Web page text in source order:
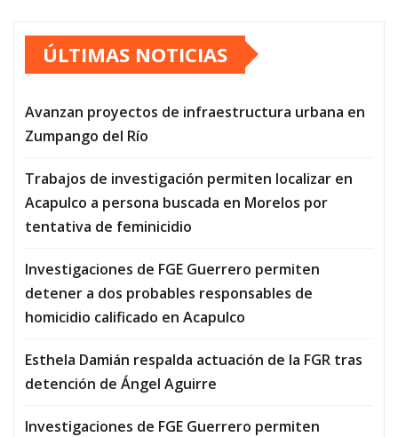
ÚLTIMAS NOTICIAS
Avanzan proyectos de infraestructura urbana en
Zumpango del Río
Trabajos de investigación permiten localizar en
Acapulco a persona buscada en Morelos por
tentativa de feminicidio
Investigaciones de FGE Guerrero permiten
detener a dos probables responsables de
homicidio calificado en Acapulco
Esthela Damián respalda actuación de la FGR tras
detención de Ángel Aguirre
Investigaciones de FGE Guerrero permiten